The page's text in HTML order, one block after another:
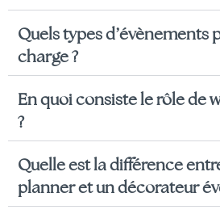
Quels types d’évènements
charge ?
En quoi consiste le rôle de
?
Quelle est la différence
planner et un décorateur